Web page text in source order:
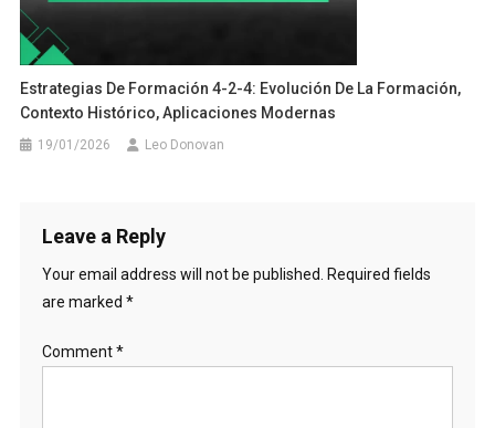
Estrategias De Formación 4-2-4: Evolución De La Formación,
Contexto Histórico, Aplicaciones Modernas
19/01/2026 Leo Donovan
Leave a Reply
Your email address will not be published. Required fields
are marked *
Comment*